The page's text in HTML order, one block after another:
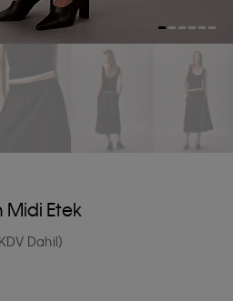
Midi Etek
Dahil)